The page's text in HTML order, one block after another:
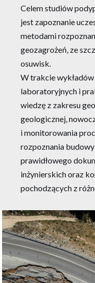
Celem studiów
jest zapoznanie
metodami
geozagrożeń, ze
osuwisk.
W trakcie
laboratoryjnych i
wiedzę z zakresu
geologicznej,
i monitorowania
rozpoznania
prawidłowego
inżynierskich oraz
pochodzących z